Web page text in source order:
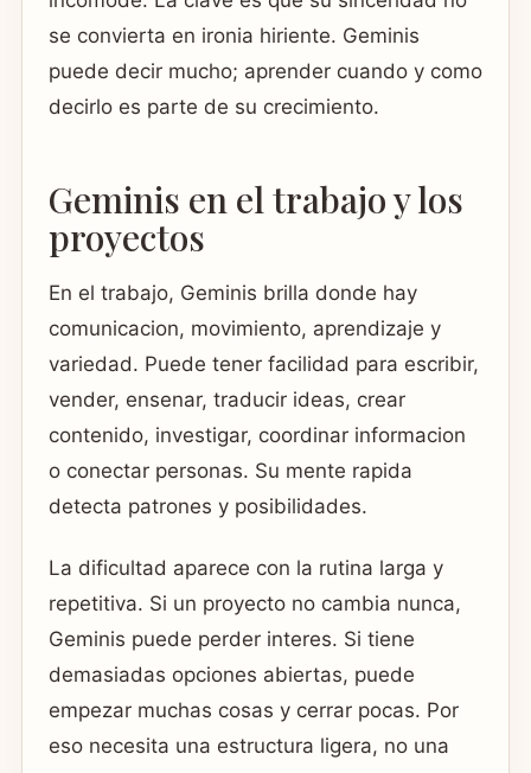
se convierta en ironia hiriente. Geminis
puede decir mucho; aprender cuando y como
decirlo es parte de su crecimiento.
Geminis en el trabajo y los
proyectos
En el trabajo, Geminis brilla donde hay
comunicacion, movimiento, aprendizaje y
variedad. Puede tener facilidad para escribir,
vender, ensenar, traducir ideas, crear
contenido, investigar, coordinar informacion
o conectar personas. Su mente rapida
detecta patrones y posibilidades.
La dificultad aparece con la rutina larga y
repetitiva. Si un proyecto no cambia nunca,
Geminis puede perder interes. Si tiene
demasiadas opciones abiertas, puede
empezar muchas cosas y cerrar pocas. Por
eso necesita una estructura ligera, no una